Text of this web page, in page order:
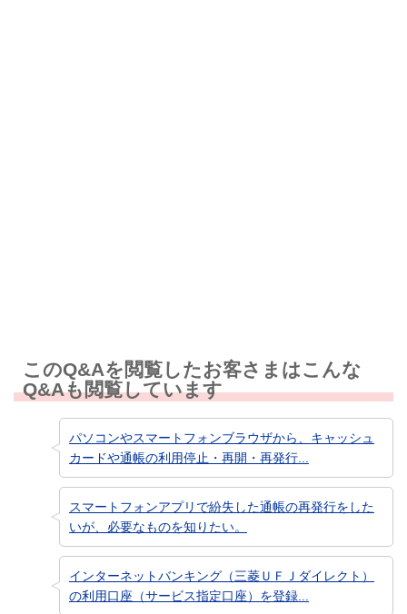
このQ&Aを閲覧したお客さまはこんな
Q&Aも閲覧しています
パソコンやスマートフォンブラウザから、キャッシュ
カードや通帳の利用停止・再開・再発行...
スマートフォンアプリで紛失した通帳の再発行をした
いが、必要なものを知りたい。
インターネットバンキング（三菱ＵＦＪダイレクト）
の利用口座（サービス指定口座）を登録...